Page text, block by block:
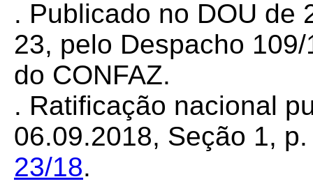
. Publicado no DOU de
23, pelo Despacho
do CONFAZ.
. Ratificação nacional
06.09.2018, Seção 1,
23/18.